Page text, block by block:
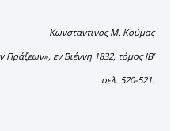
Κωνσταντίνος Μ. Κούμας
εν Βιέννη 1832, τόμος ΙΒ’
σελ. 520-521.